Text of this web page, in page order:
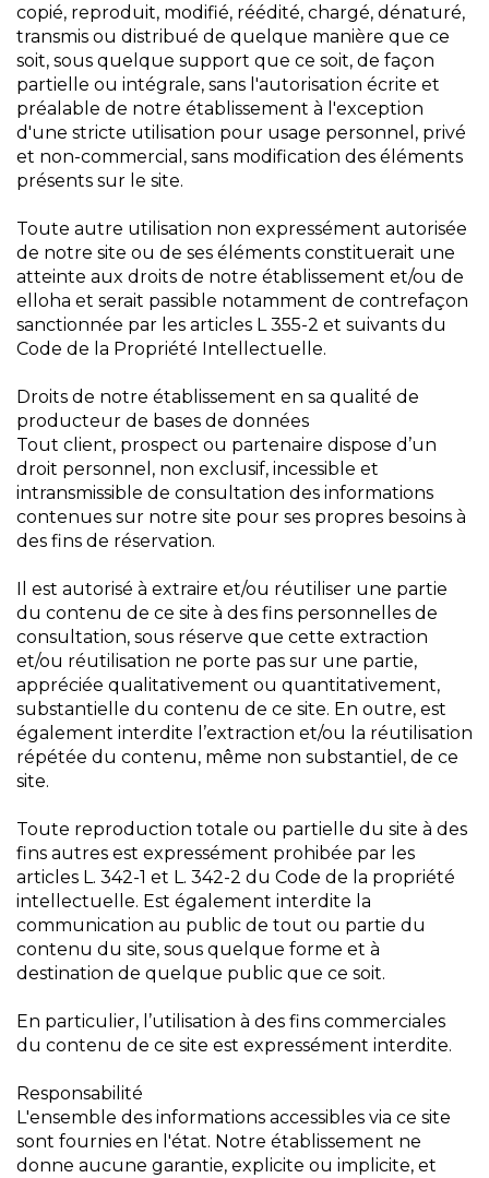
copié, reproduit, modifié, réédité, chargé, dénaturé,
transmis ou distribué de quelque manière que ce
soit, sous quelque support que ce soit, de façon
partielle ou intégrale, sans l'autorisation écrite et
préalable de notre établissement à l'exception
d'une stricte utilisation pour usage personnel, privé
et non-commercial, sans modification des éléments
présents sur le site.
Toute autre utilisation non expressément autorisée
de notre site ou de ses éléments constituerait une
atteinte aux droits de notre établissement et/ou de
elloha et serait passible notamment de contrefaçon
sanctionnée par les articles L 355-2 et suivants du
Code de la Propriété Intellectuelle.
Droits de notre établissement en sa qualité de
producteur de bases de données
Tout client, prospect ou partenaire dispose d’un
droit personnel, non exclusif, incessible et
intransmissible de consultation des informations
contenues sur notre site pour ses propres besoins à
des fins de réservation.
Il est autorisé à extraire et/ou réutiliser une partie
du contenu de ce site à des fins personnelles de
consultation, sous réserve que cette extraction
et/ou réutilisation ne porte pas sur une partie,
appréciée qualitativement ou quantitativement,
substantielle du contenu de ce site. En outre, est
également interdite l’extraction et/ou la réutilisation
répétée du contenu, même non substantiel, de ce
site.
Toute reproduction totale ou partielle du site à des
fins autres est expressément prohibée par les
articles L. 342-1 et L. 342-2 du Code de la propriété
intellectuelle. Est également interdite la
communication au public de tout ou partie du
contenu du site, sous quelque forme et à
destination de quelque public que ce soit.
En particulier, l’utilisation à des fins commerciales
du contenu de ce site est expressément interdite.
Responsabilité
L'ensemble des informations accessibles via ce site
sont fournies en l'état. Notre établissement ne
donne aucune garantie, explicite ou implicite, et